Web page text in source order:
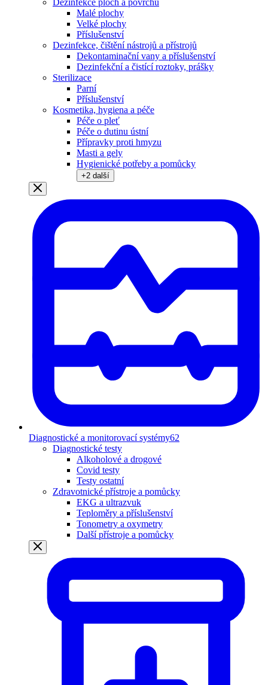
Dezinfekce ploch a povrchů
Malé plochy
Velké plochy
Příslušenství
Dezinfekce, čištění nástrojů a přístrojů
Dekontaminační vany a příslušenství
Dezinfekční a čistící roztoky, prášky
Sterilizace
Parní
Příslušenství
Kosmetika, hygiena a péče
Péče o pleť
Péče o dutinu ústní
Přípravky proti hmyzu
Masti a gely
Hygienické potřeby a pomůcky
+2 další
Diagnostické a monitorovací systémy62
Diagnostické testy
Alkoholové a drogové
Covid testy
Testy ostatní
Zdravotnické přístroje a pomůcky
EKG a ultrazvuk
Teploměry a příslušenství
Tonometry a oxymetry
Další přístroje a pomůcky